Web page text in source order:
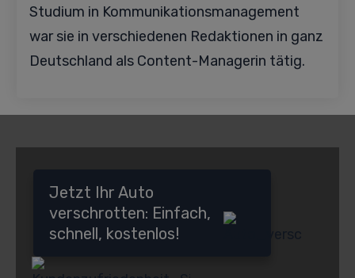
Studium in Kommunikationsmanagement
war sie in verschiedenen Redaktionen in ganz
Deutschland als Content-Managerin tätig.
Jetzt Ihr Auto
verschrotten: Einfach,
schnell, kostenlos!